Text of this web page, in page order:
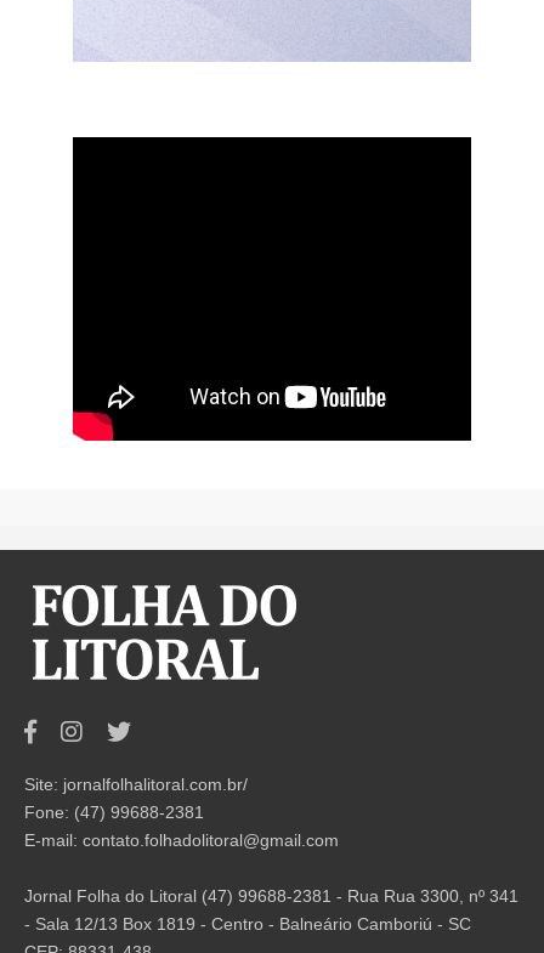
Site: jornalfolhalitoral.com.br/
Fone: (47) 99688-2381
E-mail: contato.folhadolitoral@gmail.com
Jornal Folha do Litoral (47) 99688-2381 - Rua Rua 3300, nº 341
- Sala 12/13 Box 1819 - Centro - Balneário Camboriú - SC